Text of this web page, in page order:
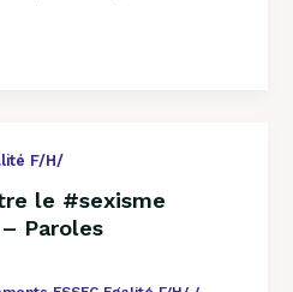
F/H/
le #sexisme
Paroles